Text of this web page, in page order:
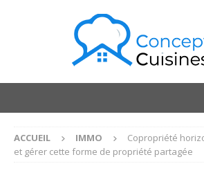
ACCUEIL IMMO
Copropriété
et gérer cette forme de propriété partagée